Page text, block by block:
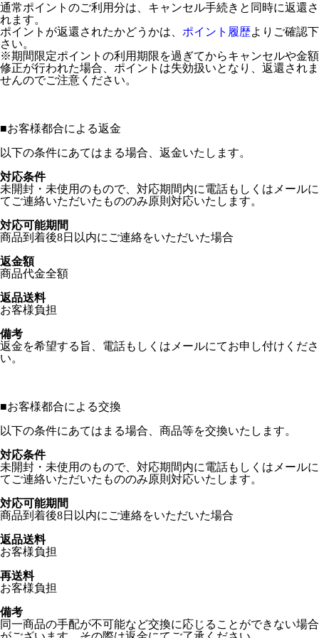
通常ポイントのご利用分は、キャンセル手続きと同時に返還さ
れます。
ポイントが返還されたかどうかは、 ポイント履歴よりご確認下
さい。
※期間限定ポイントの利用期限を過ぎてからキャンセルや金額
修正が行われた場合、ポイントは失効扱いとなり、返還されま
せんのでご注意ください。
■お客様都合による返金
以下の条件にあてはまる場合、返金いたします。
対応条件
未開封・未使用のもので、対応期間内に電話もしくはメールに
てご連絡いただいたもののみ原則対応いたします。
対応可能期間
商品到着後8日以内にご連絡をいただいた場合
返金額
商品代金全額
返品送料
お客様負担
備考
返金を希望する旨、電話もしくはメールにてお申し付けくださ
い。
■お客様都合による交換
以下の条件にあてはまる場合、商品等を交換いたします。
対応条件
未開封・未使用のもので、対応期間内に電話もしくはメールに
てご連絡いただいたもののみ原則対応いたします。
対応可能期間
商品到着後8日以内にご連絡をいただいた場合
返品送料
お客様負担
再送料
お客様負担
備考
同一商品の手配が不可能など交換に応じることができない場合